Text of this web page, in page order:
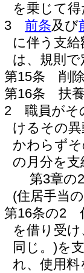
を乗じて
3
前条及び
に伴う支
は、規則
第15条
削
第16条
扶
2
職員がそ
けるその
かわらず
の月分を
第3章の2
(住居手当
第16条の2
を借り受
同じ。)を
れ、使用